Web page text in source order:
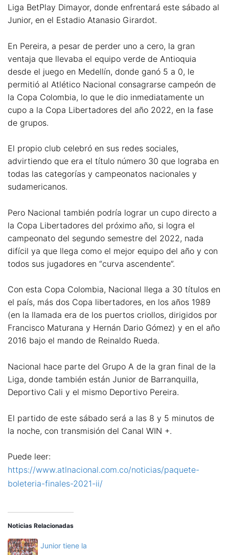
Liga BetPlay Dimayor, donde enfrentará este sábado al
Junior, en el Estadio Atanasio Girardot.
En Pereira, a pesar de perder uno a cero, la gran
ventaja que llevaba el equipo verde de Antioquia
desde el juego en Medellín, donde ganó 5 a 0, le
permitió al Atlético Nacional consagrarse campeón de
la Copa Colombia, lo que le dio inmediatamente un
cupo a la Copa Libertadores del año 2022, en la fase
de grupos.
El propio club celebró en sus redes sociales,
advirtiendo que era el título número 30 que lograba en
todas las categorías y campeonatos nacionales y
sudamericanos.
Pero Nacional también podría lograr un cupo directo a
la Copa Libertadores del próximo año, si logra el
campeonato del segundo semestre del 2022, nada
difícil ya que llega como el mejor equipo del año y con
todos sus jugadores en “curva ascendente”.
Con esta Copa Colombia, Nacional llega a 30 títulos en
el país, más dos Copa libertadores, en los años 1989
(en la llamada era de los puertos criollos, dirigidos por
Francisco Maturana y Hernán Dario Gómez) y en el año
2016 bajo el mando de Reinaldo Rueda.
Nacional hace parte del Grupo A de la gran final de la
Liga, donde también están Junior de Barranquilla,
Deportivo Cali y el mismo Deportivo Pereira.
El partido de este sábado será a las 8 y 5 minutos de
la noche, con transmisión del Canal WIN +.
Puede leer:
https://www.atlnacional.com.co/noticias/paquete-
boleteria-finales-2021-ii/
Noticias Relacionadas
Junior tiene la